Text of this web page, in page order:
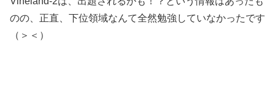
のの、正直、下位領域なんて全然勉強していなかったです
（＞＜）